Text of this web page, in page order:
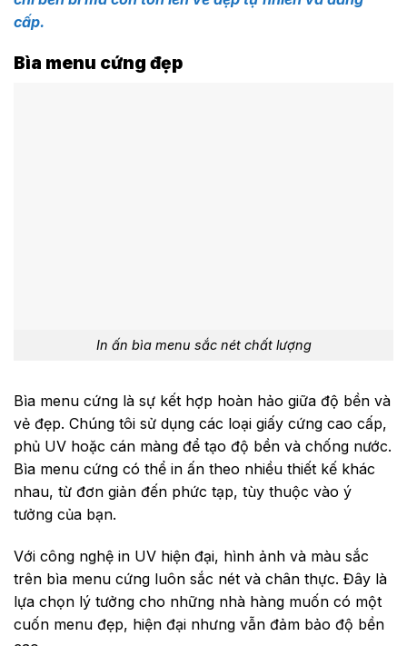
cấp.
Bìa menu cứng đẹp
In ấn bìa menu sắc nét chất lượng
Bìa menu cứng là sự kết hợp hoàn hảo giữa độ bền và
vẻ đẹp. Chúng tôi sử dụng các loại giấy cứng cao cấp,
phủ UV hoặc cán màng để tạo độ bền và chống nước.
Bìa menu cứng có thể in ấn theo nhiều thiết kế khác
nhau, từ đơn giản đến phức tạp, tùy thuộc vào ý
tưởng của bạn.
Với công nghệ in UV hiện đại, hình ảnh và màu sắc
trên bìa menu cứng luôn sắc nét và chân thực. Đây là
lựa chọn lý tưởng cho những nhà hàng muốn có một
cuốn menu đẹp, hiện đại nhưng vẫn đảm bảo độ bền